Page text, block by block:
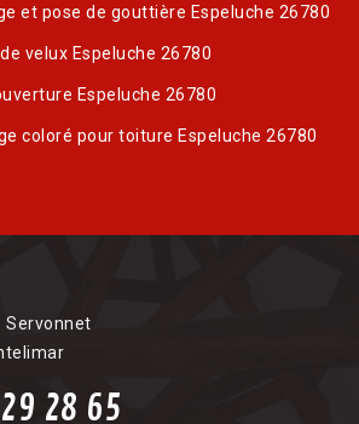
et pose de gouttière Espeluche 26780
velux Espeluche 26780
Espeluche 26780
coloré pour toiture Espeluche 26780
Servonnet
28 65